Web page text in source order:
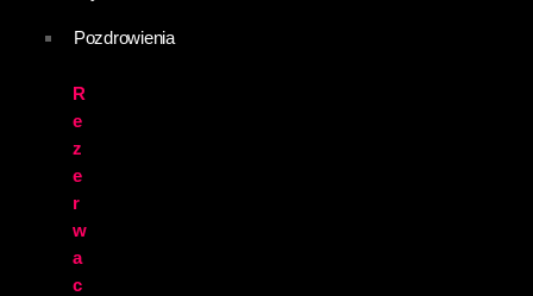
Pozdrowienia
R
e
z
e
r
w
a
c